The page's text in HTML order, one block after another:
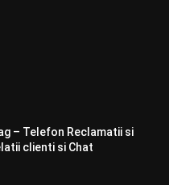
– Telefon Reclamatii si
clienti si Chat